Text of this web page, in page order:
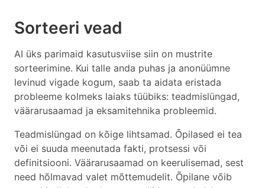
Sorteeri vead
AI üks parimaid kasutusviise siin on mustrite
sorteerimine. Kui talle anda puhas ja anonüümne
levinud vigade kogum, saab ta aidata eristada
probleeme kolmeks laiaks tüübiks: teadmislüngad,
väärarusaamad ja eksamitehnika probleemid.
Teadmislüngad on kõige lihtsamad. Õpilased ei tea
või ei suuda meenutada fakti, protsessi või
definitsiooni. Väärarusaamad on keerulisemad, sest
need hõlmavad valet mõttemudelit. Õpilane võib